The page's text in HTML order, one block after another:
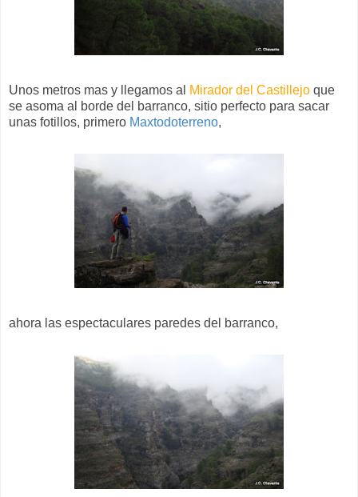
Unos metros mas y llegamos al Mirador del Castillejo que
se asoma al borde del barranco, sitio perfecto para sacar
unas fotillos, primero Maxtodoterreno,
ahora las espectaculares paredes del barranco,